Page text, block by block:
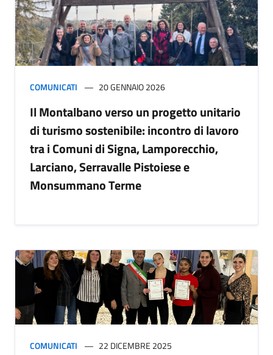
COMUNICATI 20 GENNAIO 2026
Il Montalbano verso un progetto unitario
di turismo sostenibile: incontro di lavoro
tra i Comuni di Signa, Lamporecchio,
Larciano, Serravalle Pistoiese e
Monsummano Terme
COMUNICATI 22 DICEMBRE 2025